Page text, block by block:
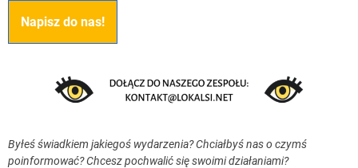
Napisz do nas!
Byłeś świadkiem jakiegoś wydarzenia? Chciałbyś nas o czymś
poinformować? Chcesz pochwalić się swoimi działaniami?